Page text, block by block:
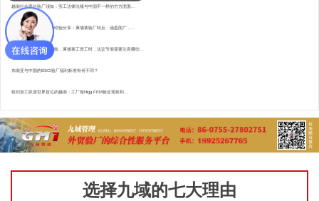
越南社会责任验厂须知：劳工法律法规与中国不一样的方方面面...
东南亚资深验厂顾问的经验分享：柬埔寨验厂特点 : 涵盖面广，...
直赴柬埔寨，为验厂护航，柬埔寨工资工时，法定节假需要注意哪些...
东南亚与中国的BSCI验厂福利标准有何不同？
纺织加工跃居世界首位的越南：工厂做Higg FEM验证现状和...
选择九域的七大理由